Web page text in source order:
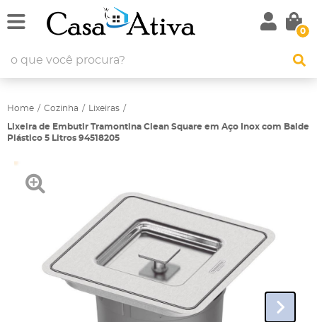
0
Home Cozinha Lixeiras
Lixeira de Embutir Tramontina Clean Square em Aço Inox com Balde
Plástico 5 Litros 94518205